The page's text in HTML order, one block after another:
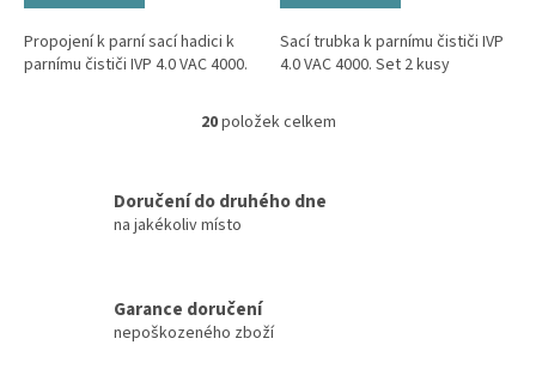
Propojení k parní sací hadici k
parnímu čističi IVP 4.0 VAC 4000.
Sací trubka k parnímu čističi IVP
4.0 VAC 4000. Set 2 kusy
O
á
r
20položek celkem
Doručení do druhého dne
na jakékoliv místo
Garance doručení
nepoškozeného zboží